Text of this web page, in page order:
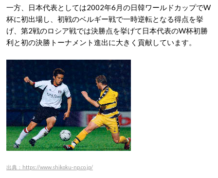
一方、日本代表としては2002年6月の日韓ワールドカップでW
杯に初出場し、初戦のベルギー戦で一時逆転となる得点を挙
げ、第2戦のロシア戦では決勝点を挙げて日本代表のW杯初勝
利と初の決勝トーナメント進出に大きく貢献しています。
出典：https://www.shikoku-np.co.jp/